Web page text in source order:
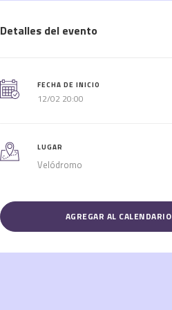
Detalles del evento
FECHA DE INICIO
12/02 20:00
LUGAR
Velódromo
AGREGAR AL CALENDARIO